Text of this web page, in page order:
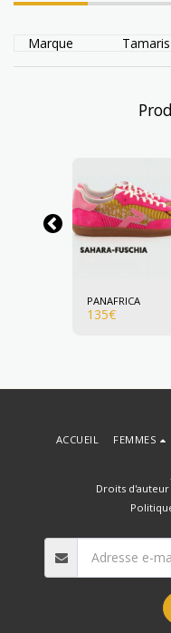
Marque Tamaris
PANAFRICA
135€
Droits
ACCUEIL FEMMES